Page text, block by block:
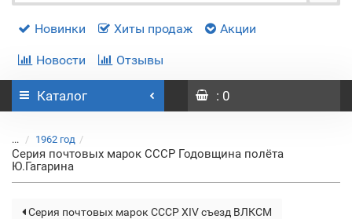
Новинки Хиты продаж Акции
Новости Отзывы
Каталог : 0
... 1962 год
Серия почтовых марок СССР Годовщина полёта
Ю.Гагарина
Серия почтовых марок СССР XIV съезд ВЛКСМ